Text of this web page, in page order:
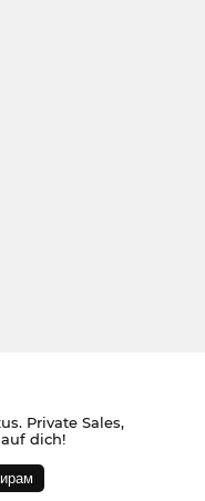
Private Sales,
dich!